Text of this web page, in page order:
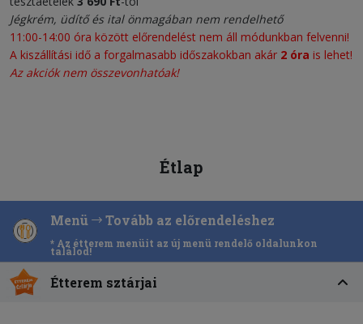
Jégkrém, üdítő és ital önmagában nem rendelhető
11:00-14:00 óra között előrendelést nem áll módunkban felvenni!
A kiszállítási idő a forgalmasabb időszakokban akár 2 óra is lehet!
Az akciók nem összevonhatóak!
Étlap
Menü Tovább az előrendeléshez
* Az étterem menüit az új menü rendelő oldalunkon
találod!
Étterem sztárjai